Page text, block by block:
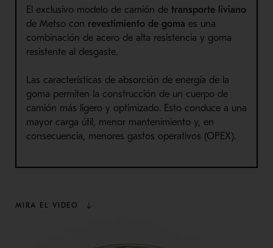
El exclusivo modelo de camión de transporte liviano
de Metso con revestimiento de goma es una
combinación de acero de alta resistencia y goma
resistente al desgaste.
Las características de absorción de energía de la
goma permiten la construcción de un cuerpo de
camión más ligero y optimizado. Esto conduce a una
mayor carga útil, menor mantenimiento y, en
consecuencia, menores gastos operativos (OPEX).
MIRA EL VIDEO